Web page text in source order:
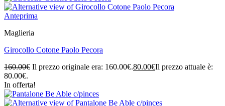
Anteprima
Maglieria
Girocollo Cotone Paolo Pecora
160.00€ Il prezzo originale era: 160.00€.80.00€Il prezzo attuale è:
80.00€.
In offerta!